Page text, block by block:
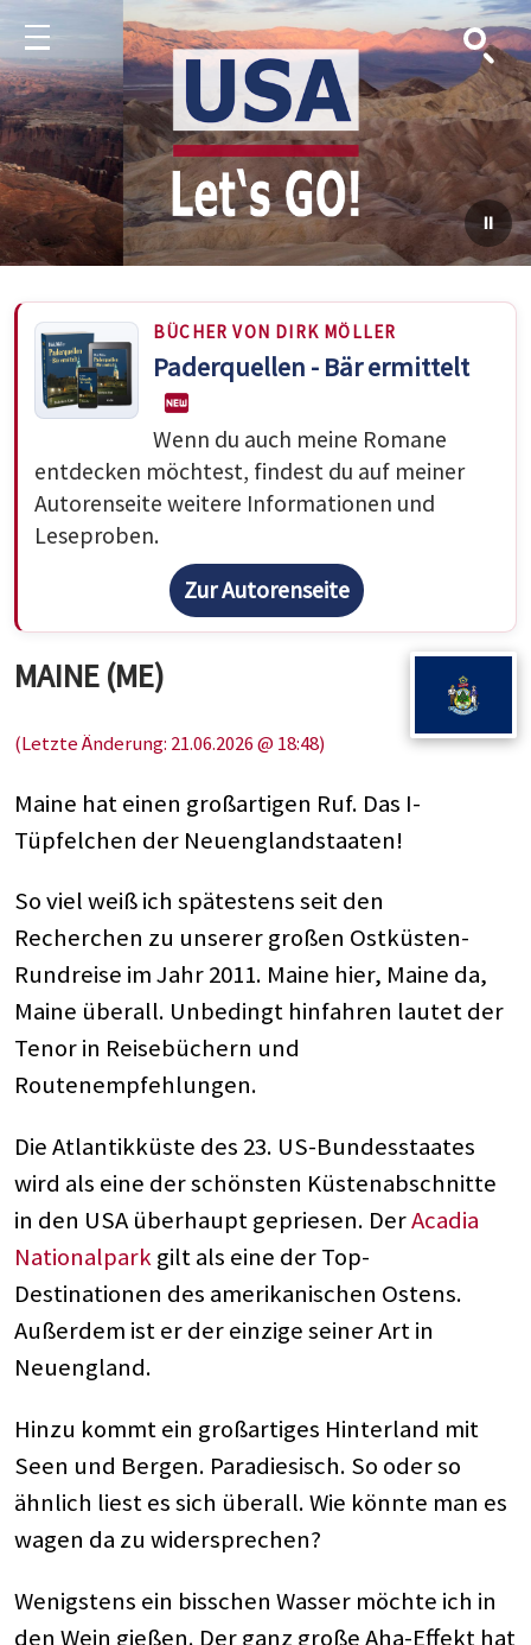
Menu Suche
BÜCHER VON DIRK MÖLLER
Paderquellen - Bär ermittelt
Wenn du auch meine Romane
entdecken möchtest, findest du auf meiner
Autorenseite weitere Informationen und
Leseproben.
Zur Autorenseite
MAINE (ME)
(Letzte Änderung: 21.06.2026 @ 18:48)
Maine hat einen großartigen Ruf. Das I-
Tüpfelchen der Neuenglandstaaten!
So viel weiß ich spätestens seit den
Recherchen zu unserer großen Ostküsten-
Rundreise im Jahr 2011. Maine hier, Maine da,
Maine überall. Unbedingt hinfahren lautet der
Tenor in Reisebüchern und
Routenempfehlungen.
Die Atlantikküste des 23. US-Bundesstaates
wird als eine der schönsten Küstenabschnitte
in den USA überhaupt gepriesen. DerAcadia
Nationalparkgilt als eine der Top-
Destinationen des amerikanischen Ostens.
Außerdem ist er der einzige seiner Art in
Neuengland.
Hinzu kommt ein großartiges Hinterland mit
Seen und Bergen. Paradiesisch. So oder so
ähnlich liest es sich überall. Wie könnte man es
wagen da zu widersprechen?
Wenigstens ein bisschen Wasser möchte ich in
den Wein gießen. Der ganz große Aha-Effekt hat